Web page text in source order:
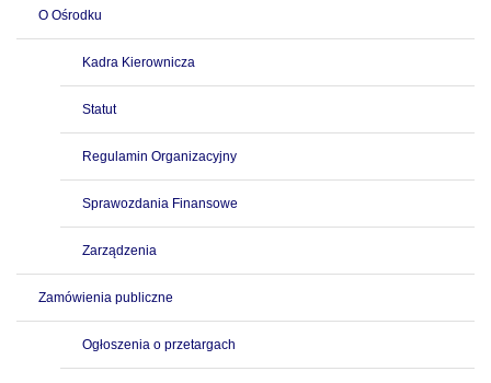
O Ośrodku
Kadra Kierownicza
Statut
Regulamin Organizacyjny
Sprawozdania Finansowe
Zarządzenia
Zamówienia publiczne
Ogłoszenia o przetargach